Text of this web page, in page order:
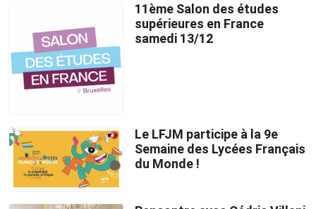
11ème Salon des études
supérieures en France
samedi 13/12
Le LFJM participe à la 9e
Semaine des Lycées Français
du Monde !